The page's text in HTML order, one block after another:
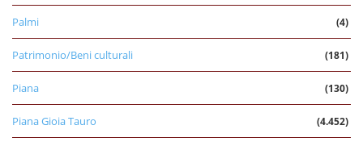
Palmi (4)
Patrimonio/Beni culturali (181)
Piana (130)
Piana Gioia Tauro (4.452)